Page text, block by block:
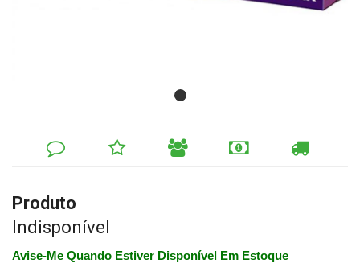
DEIXE
COMENTÁRIO
MINHA
LISTA
INDIQUE
FORMAS
CALCULAR
FRETE
Produto
Indisponível
Avise-Me Quando Estiver Disponível Em Estoque